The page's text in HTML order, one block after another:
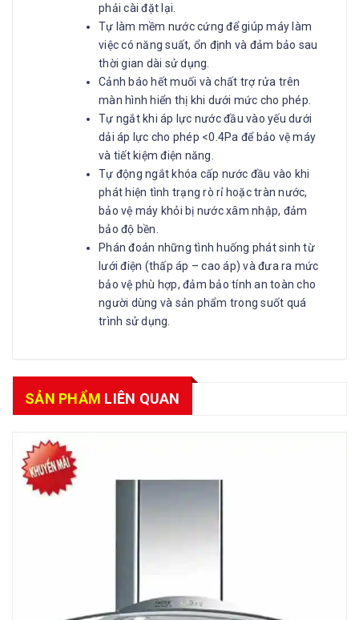
phải cài đặt lại.
Tự làm mềm nước cứng để giúp máy làm
việc có năng suất, ổn định và đảm bảo sau
thời gian dài sử dụng.
Cảnh báo hết muối và chất trợ rửa trên
màn hình hiển thị khi dưới mức cho phép.
Tự ngắt khi áp lực nước đầu vào yếu dưới
dải áp lực cho phép <0.4Pa để bảo vệ máy
và tiết kiệm điện năng.
Tự động ngắt khóa cấp nước đầu vào khi
phát hiện tình trạng rò rỉ hoặc tràn nước,
bảo vệ máy khỏi bị nước xâm nhập, đảm
bảo độ bền.
Phán đoán những tình huống phát sinh từ
lưới điện (thấp áp – cao áp) và đưa ra mức
bảo vệ phù hợp, đảm bảo tính an toàn cho
người dùng và sản phẩm trong suốt quá
trình sử dụng.
SẢN PHẨM LIÊN QUAN